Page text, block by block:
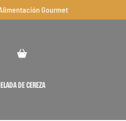
Gourmet
DE CEREZA